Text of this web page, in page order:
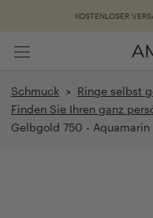
KOSTENLOSER
Schmuck > Ringe selbst
Finden Sie Ihren ganz
Gelbgold 750 - Aquamarin